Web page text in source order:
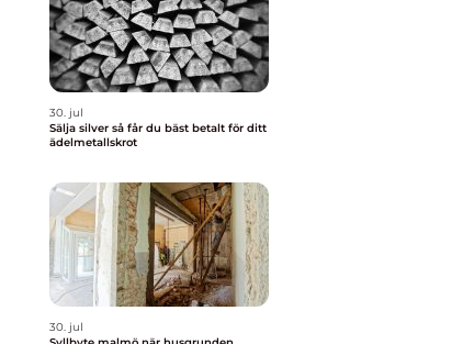
30. jul
Sälja silver så får du bäst betalt för ditt
ädelmetallskrot
30. jul